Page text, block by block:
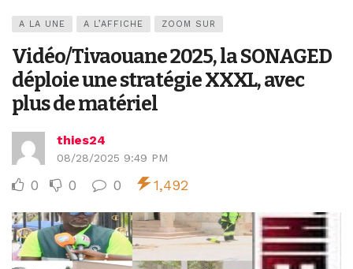
A LA UNE A L’AFFICHE ZOOM SUR
Vidéo/Tivaouane 2025, la SONAGED
déploie une stratégie XXXL, avec
plus de matériel
thies24
08/28/2025 9:49 PM
0 0 0 1,492